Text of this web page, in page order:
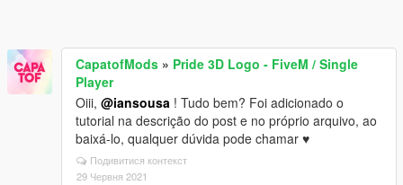
CapatofMods » Pride 3D Logo - FiveM / Single
Player
Oiii, @iansousa ! Tudo bem? Foi adicionado o
tutorial na descrição do post e no próprio arquivo, ao
baixá-lo, qualquer dúvida pode chamar ♥
Подивитися контекст
29 Червня 2021